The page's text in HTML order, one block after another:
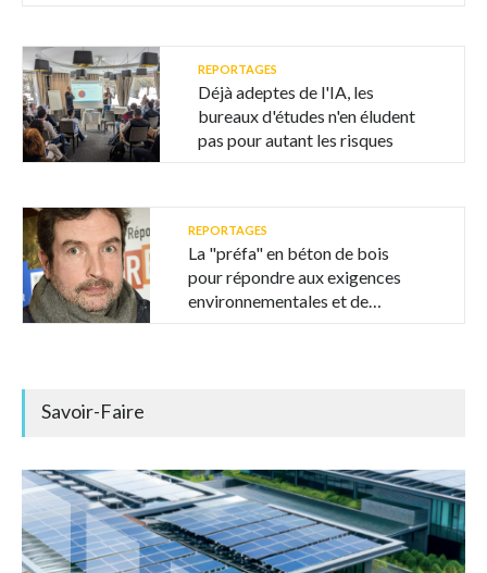
REPORTAGES
Déjà adeptes de l'IA, les
bureaux d'études n'en éludent
pas pour autant les risques
REPORTAGES
La "préfa" en béton de bois
pour répondre aux exigences
environnementales et de
Savoir-Faire